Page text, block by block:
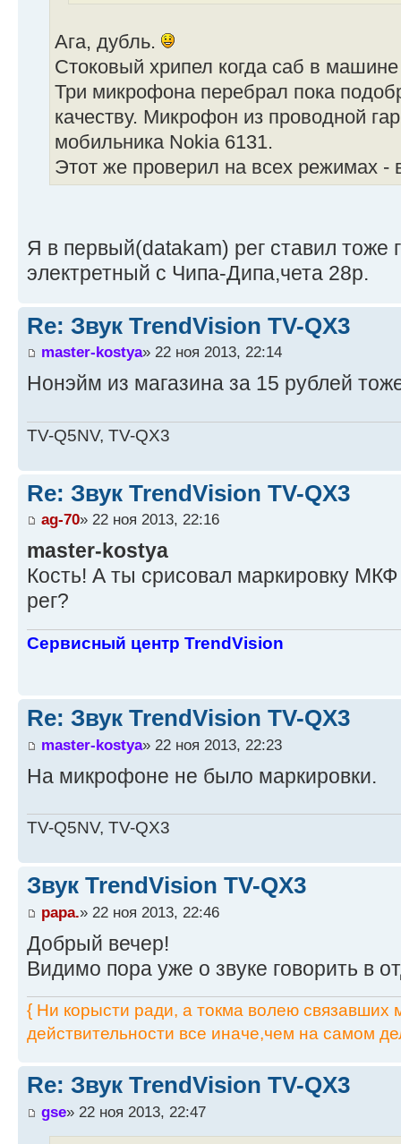
Ага, дубль.
Стоковый хрипел когда саб в машине
Три микрофона перебрал пока
качеству. Микрофон из проводной
мобильника Nokia 6131.
Этот же проверил на всех режимах -
Я в первый(datakam) рег ставил тоже
электретный с Чипа-Дипа,чета 28р.
Re: Звук TrendVision TV-QX3
master-kostya» 22 ноя 2013, 22:14
Нонэйм из магазина за 15 рублей
TV-Q5NV, TV-QX3
Re: Звук TrendVision TV-QX3
ag-70» 22 ноя 2013, 22:16
master-kostya
Кость! А ты срисовал маркировку
рег?
Сервисный центр TrendVision
Re: Звук TrendVision TV-QX3
master-kostya» 22 ноя 2013, 22:23
На микрофоне не было маркировки.
TV-Q5NV, TV-QX3
Звук TrendVision TV-QX3
papa.» 22 ноя 2013, 22:46
Добрый вечер!
Видимо пора уже о звуке говорить в
{ Ни корысти ради, а токма волею связавших
действительности все иначе,чем на самом
Re: Звук TrendVision TV-QX3
gse» 22 ноя 2013, 22:47